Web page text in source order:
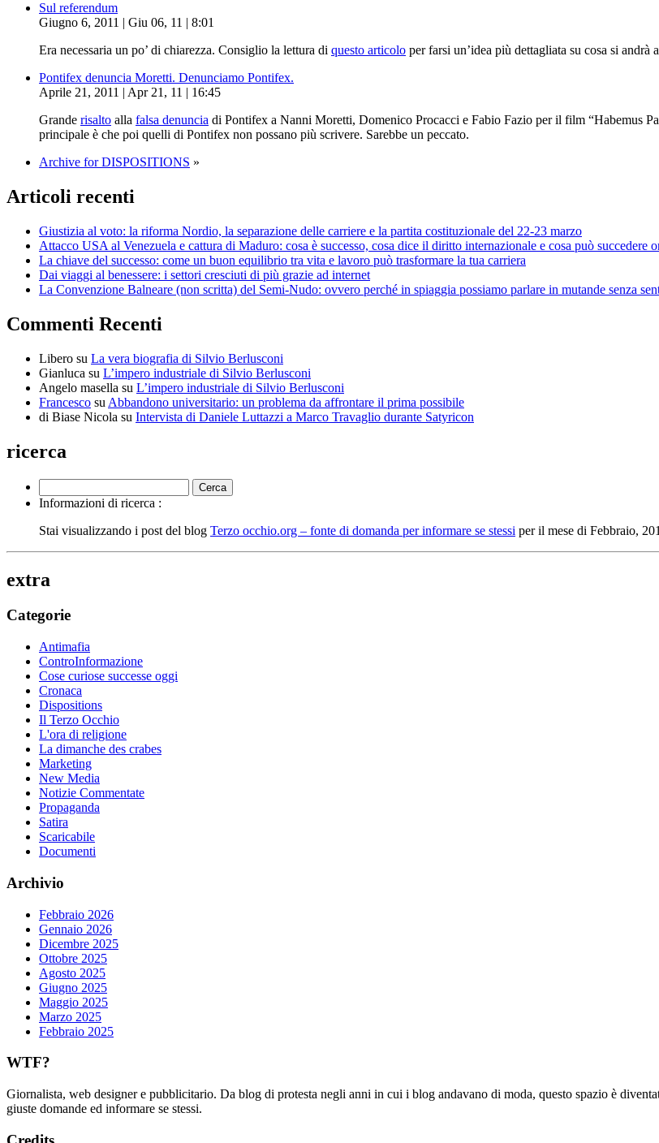
Sul referendum
Giugno 6, 2011 | Giu 06, 11 | 8:01
Era necessaria un po’ di chiarezza. Consiglio la lettura di questo articolo per farsi un’idea più dettagliata su cosa si andrà
Pontifex denuncia Moretti. Denunciamo Pontifex.
Aprile 21, 2011 | Apr 21, 11 | 16:45
Grande risalto alla falsa denuncia di Pontifex a Nanni Moretti, Domenico Procacci e Fabio Fazio per il film “Habemus
principale è che poi quelli di Pontifex non possano più scrivere. Sarebbe un peccato.
Archive for DISPOSITIONS »
Articoli recenti
Giustizia al voto: la riforma Nordio, la separazione delle carriere e la partita costituzionale del 22-23 marzo
Attacco USA al Venezuela e cattura di Maduro: cosa è successo, cosa dice il diritto internazionale e cosa può succedere
La chiave del successo: come un buon equilibrio tra vita e lavoro può trasformare la tua carriera
Dai viaggi al benessere: i settori cresciuti di più grazie ad internet
La Convenzione Balneare (non scritta) del Semi-Nudo: ovvero perché in spiaggia possiamo parlare in mutande senza
Commenti Recenti
Libero su La vera biografia di Silvio Berlusconi
Gianluca su L’impero industriale di Silvio Berlusconi
Angelo masella su L’impero industriale di Silvio Berlusconi
Francesco su Abbandono universitario: un problema da affrontare il prima possibile
di Biase Nicola su Intervista di Daniele Luttazzi a Marco Travaglio durante Satyricon
ricerca
Informazioni di ricerca :
Stai visualizzando i post del blog Terzo occhio.org – fonte di domanda per informare se stessi per il mese di Febbraio,
extra
Categorie
Antimafia
ControInformazione
Cose curiose successe oggi
Cronaca
Dispositions
Il Terzo Occhio
L'ora di religione
La dimanche des crabes
Marketing
New Media
Notizie Commentate
Propaganda
Satira
Scaricabile
Documenti
Archivio
Febbraio 2026
Gennaio 2026
Dicembre 2025
Ottobre 2025
Agosto 2025
Giugno 2025
Maggio 2025
Marzo 2025
Febbraio 2025
WTF?
Giornalista, web designer e pubblicitario. Da blog di protesta negli anni in cui i blog andavano di moda, questo spazio è
giuste domande ed informare se stessi.